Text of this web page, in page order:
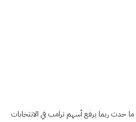
ما حدث ربما يرفع أسهم ترامب في الانتخابات